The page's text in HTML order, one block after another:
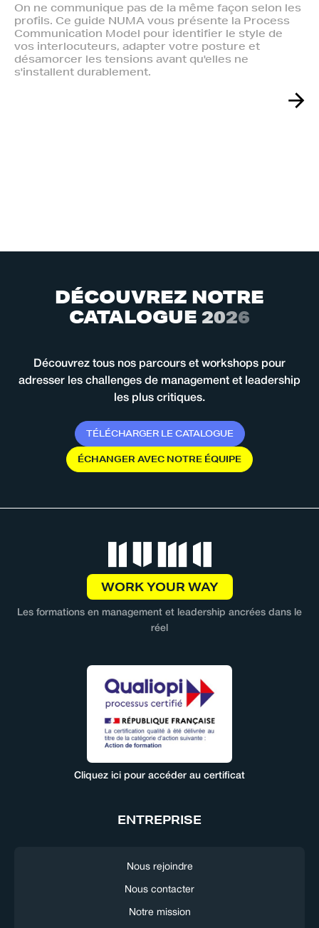
On ne communique pas de la même façon selon les
profils. Ce guide NUMA vous présente la Process
Communication Model pour identifier le style de
vos interlocuteurs, adapter votre posture et
désamorcer les tensions avant qu'elles ne
s'installent durablement.
DÉCOUVREZ NOTRE
CATALOGUE 2026
Découvrez tous nos parcours et workshops pour
adresser les challenges de management et leadership
les plus critiques.
TÉLÉCHARGER LE CATALOGUE
ÉCHANGERAVEC NOTRE ÉQUIPE
WORK YOUR WAY
Les formations en management et leadership ancrées dans le
réel
Cliquez ici pour accéder au certificat
ENTREPRISE
Nous rejoindre
Nous contacter
Notre mission